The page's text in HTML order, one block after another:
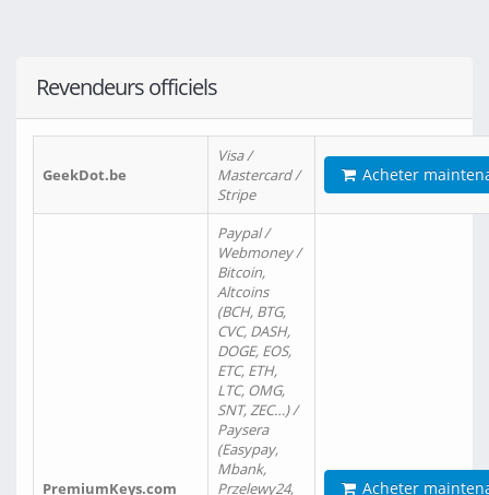
Revendeurs officiels
GeekDot.be
Visa /
Mastercard /
Stripe
Acheter
PremiumKeys.com
Paypal /
Webmoney /
Bitcoin,
Altcoins
(BCH, BTG,
CVC, DASH,
DOGE, EOS,
ETC, ETH,
LTC, OMG,
SNT, ZEC…) /
Paysera
(Easypay,
Mbank,
Przelewy24,
Acheter